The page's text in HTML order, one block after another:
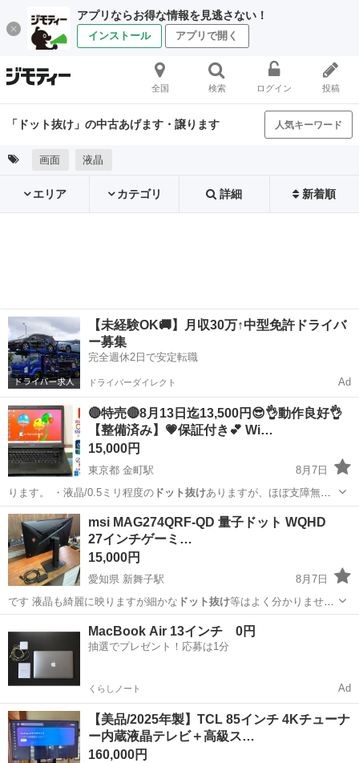
アプリならお得な情報を見逃さない！
インストール アプリで開く
全国 検索 ログイン 投稿
「ドット抜け」の中古あげます・譲ります 人気キーワード
画面 液晶
エリア カテゴリ 詳細 新着順
【未経験OK🚚】月収30万↑中型免許ドライバ
ー募集
完全週休2日で安定転職
ドライバーダイレクト Ad
🔴特売🔴8月13日迄13,500円😎👌動作良好👌
【整備済み】💗保証付き💕 Wi…
15,000円
東京都 金町駅
8月7日
ります。 ・液晶/0.5ミリ程度のドット抜けありますが、ほぼ支障無い
と思います(…
東京 葛飾区 ノートパソコン Windows
msi MAG274QRF-QD 量子ドット WQHD
27インチゲーミ…
15,000円
愛知県 新舞子駅
8月7日
です 液晶も綺麗に映りますが細かな ドット抜け等はよく分かりません
(自分はあまり…
周辺機器 ゲーミングモニター
MacBook Air 13インチ 0円
抽選でプレゼント！応募は1分
くらしノート Ad
【美品/2025年製】TCL 85インチ 4Kチューナ
ー内蔵液晶テレビ＋高級ス…
160,000円